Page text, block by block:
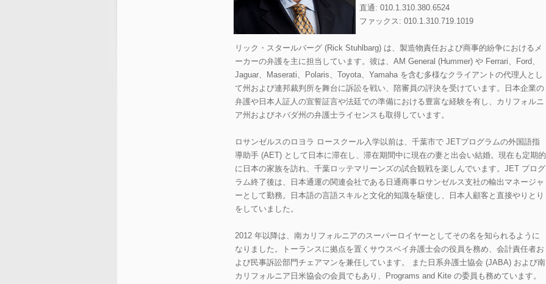
直通: 010.1.310.380.6524
ファックス: 010.1.310.719.1019
リック・スタールバーグ (Rick Stuhlbarg) は、製造物責任および商事的紛争におけるメ
ーカーの弁護を主に担当しています。彼は、AM General (Hummer) や Ferrari、Ford、
Jaguar、Maserati、Polaris、Toyota、Yamaha を含む多様なクライアントの代理人とし
て州および連邦裁判所を舞台に訴訟を戦い、陪審員の評決を受けています。日本企業の
弁護や日本人証人の宣誓証言や法廷での準備における豊富な経験を有し、カリフォルニ
ア州およびネバダ州の弁護士ライセンスも取得しています。
ロサンゼルスのロヨラ ロースクール入学以前は、千葉市で JETプログラムの外国語指
導助手 (AET) として日本に滞在し、滞在期間中に現在の妻と出会い結婚。現在も定期的
に日本の家族を訪れ、千葉ロッテマリーンズの試合観戦を楽しんでいます。JET プログ
ラム終了後は、日本通運の関連会社である日通商事ロサンゼルス支社の輸出マネージャ
ーとして勤務。日本語の言語スキルと文化的知識を駆使し、日本人顧客と直接やりとり
をしていました。
2012 年以降は、南カリフォルニアのスーパーロイヤーとしてその名を知られるように
なりました。トーランスに拠点を置くサウスベイ弁護士会の役員を務め、会計責任者お
よび民事訴訟部門チェアマンを兼任しています。 また日系弁護士協会 (JABA) および南
カリフォルニア日米協会の会員でもあり、Programs and Kite の委員も務めています。